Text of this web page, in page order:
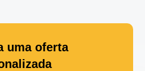
uma oferta